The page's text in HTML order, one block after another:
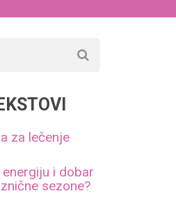
za lečenje
i dobar
sezone?